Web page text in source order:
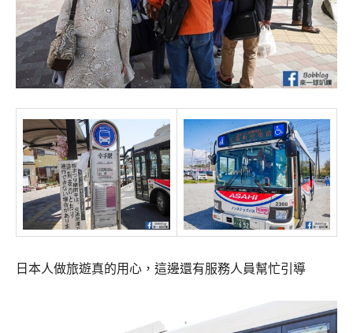
日本人做旅遊真的用心，這邊還有服務人員幫忙引導